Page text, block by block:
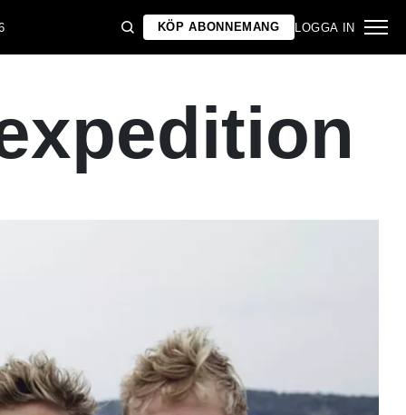
KÖP ABONNEMANG LOGGA IN